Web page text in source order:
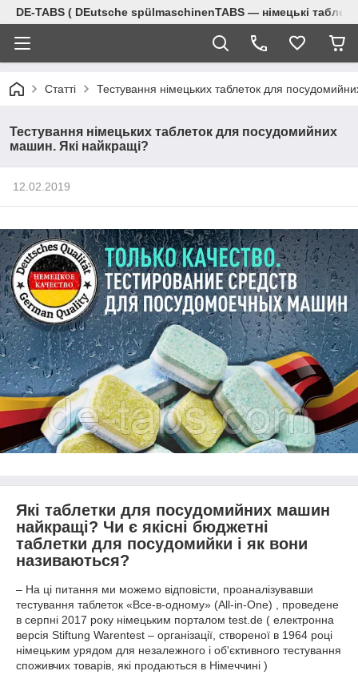
DE-TABS ( DEutsche spülmaschinenTABS ― німецькі
Статті Тестування німецьких таблеток для
Тестування німецьких таблеток для посудомийних
машин. Які найкращі?
12.02.2019
Які таблетки для посудомийних машин
найкращі? Чи є якісні бюджетні
таблетки для посудомийки і як вони
називаються?
– На ці питання ми можемо відповісти, проаналізувавши
тестування таблеток «Все-в-одному» (All-in-One) , проведене
в серпні 2017 року німецьким порталом test.de ( електронна
версія Stiftung Warentest – організації, створеної в 1964 році
німецьким урядом для незалежного і об'єктивного тестування
споживчих товарів, які продаються в Німеччині )